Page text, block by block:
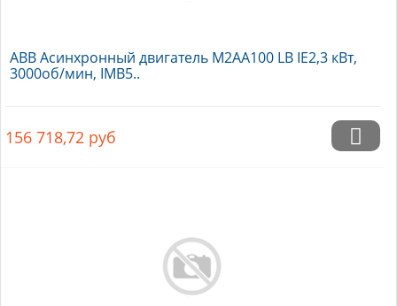
ABB Асинхронный двигатель M2AA100 LB IE2,3 кВт,
3000об/мин, IMB5..
156 718,72 руб